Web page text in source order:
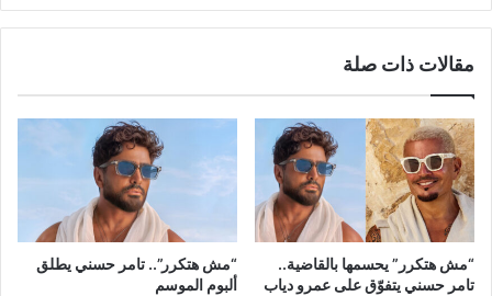
مقالات ذات صلة
“مش هتكرر” يحسمها بالقاضية..
تامر حسني يتفوّق على عمرو دياب
“مش هتكرر”.. تامر حسني يطلق
ألبوم الموسم